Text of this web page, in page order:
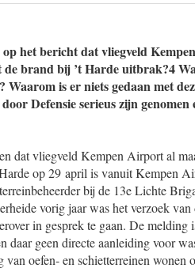
het bericht dat vliegveld
brand bij ’t Harde uitbrak?4
Waarom is er niets gedaan met
Defensie serieus zijn
dat vliegveld Kempen Airport al
op 29 april is vanuit Kempen
bij de 13e Lichte
vorig jaar was het verzoek
in gesprek te gaan. De
daar geen directe aanleiding voor
oefen- en schietterreinen wonen